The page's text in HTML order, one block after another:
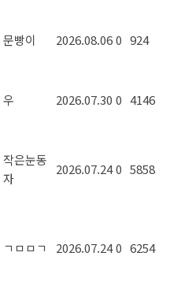
문빵이 2026.08.060 924
우 2026.07.30 0 4146
작은눈동
자
2026.07.240 5858
ㄱㅁㅁㄱ 2026.07.240 6254